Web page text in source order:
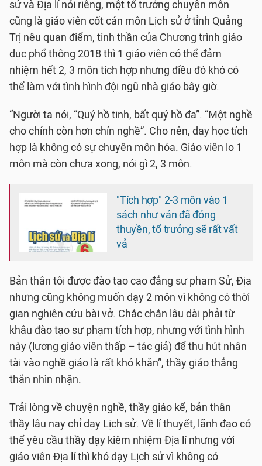
sử và Địa lí nói riêng, một tổ trưởng chuyên môn
cũng là giáo viên cốt cán môn Lịch sử ở tỉnh Quảng
Trị nêu quan điểm, tinh thần của Chương trình giáo
dục phổ thông 2018 thì 1 giáo viên có thể đảm
nhiệm hết 2, 3 môn tích hợp nhưng điều đó khó có
thể làm với tình hình đội ngũ nhà giáo bây giờ.
“Người ta nói, “Quý hồ tinh, bất quý hồ đa”. “Một nghề
cho chính còn hơn chín nghề”. Cho nên, dạy học tích
hợp là không có sự chuyên môn hóa. Giáo viên lo 1
môn mà còn chưa xong, nói gì 2, 3 môn.
"Tích hợp" 2-3 môn vào 1
sách như ván đã đóng
thuyền, tổ trưởng sẽ rất vất
vả
Bản thân tôi được đào tạo cao đẳng sư phạm Sử, Địa
nhưng cũng không muốn dạy 2 môn vì không có thời
gian nghiên cứu bài vở. Chắc chắn lâu dài phải từ
khâu đào tạo sư phạm tích hợp, nhưng với tình hình
này (lương giáo viên thấp – tác giả) để thu hút nhân
tài vào nghề giáo là rất khó khăn”, thầy giáo thẳng
thắn nhìn nhận.
Trải lòng về chuyện nghề, thầy giáo kể, bản thân
thầy lâu nay chỉ dạy Lịch sử. Về lí thuyết, lãnh đạo có
thể yêu cầu thầy dạy kiêm nhiệm Địa lí nhưng với
giáo viên Địa lí thì khó dạy Lịch sử vì không có